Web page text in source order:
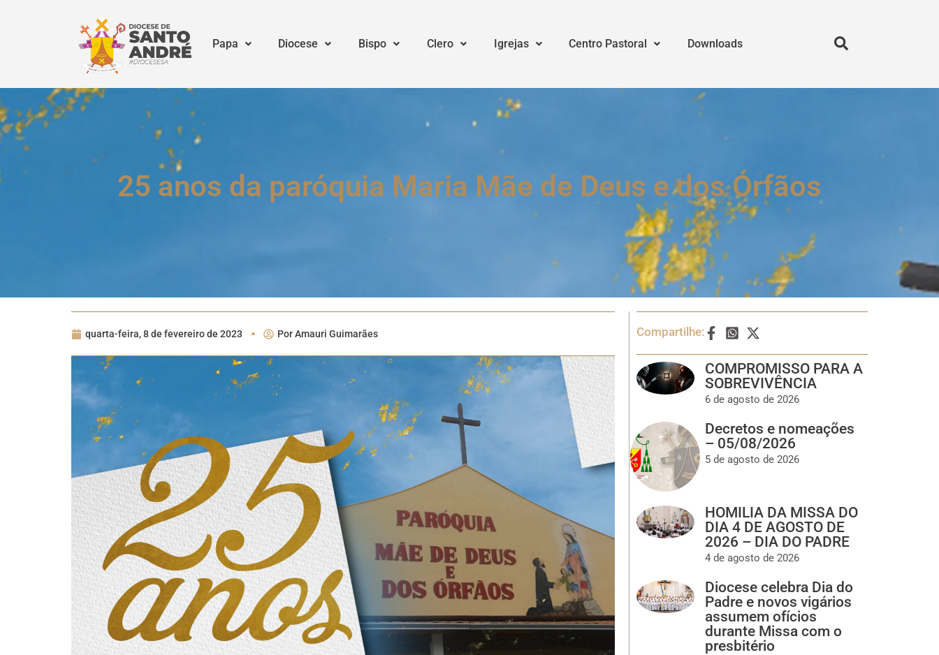
Papa Diocese Bispo Clero Igrejas Centro Pastoral Downloads
25 anos da paróquia Maria Mãe de Deus e dos Órfãos
quarta-feira, 8 de fevereiro de 2023 PorAmauri Guimarães Compartilhe:
COMPROMISSO PARA A
SOBREVIVÊNCIA
6 de agosto de 2026
Decretos e nomeações
– 05/08/2026
5 de agosto de 2026
HOMILIA DA MISSA DO
DIA 4 DE AGOSTO DE
2026 – DIA DO PADRE
4 de agosto de 2026
Diocese celebra Dia do
Padre e novos vigários
assumem ofícios
durante Missa com o
presbitério